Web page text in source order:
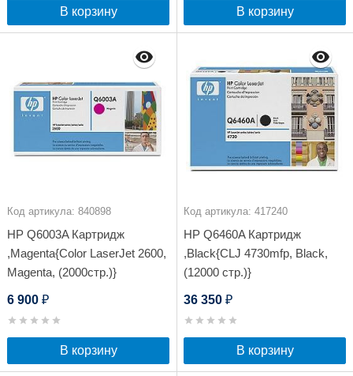
В корзину В корзину
Код артикула: 840898
HP Q6003A Картридж
,Magenta{Color LaserJet 2600,
Magenta, (2000стр.)}
6 900 ₽
В корзину
Код артикула: 417240
HP Q6460A Картридж
,Black{CLJ 4730mfp, Black,
(12000 стр.)}
36 350 ₽
В корзину